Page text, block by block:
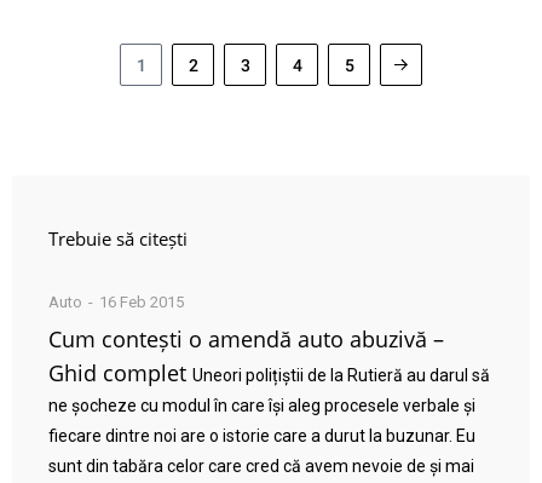
1 2 3 4 5
Trebuie să citești
Auto 16 Feb 2015
Cum contești o amendă auto abuzivă –
Ghid complet Uneori polițiștii de la Rutieră au darul să
ne șocheze cu modul în care își aleg procesele verbale și
fiecare dintre noi are o istorie care a durut la buzunar. Eu
sunt din tabăra celor care cred că avem nevoie de și mai